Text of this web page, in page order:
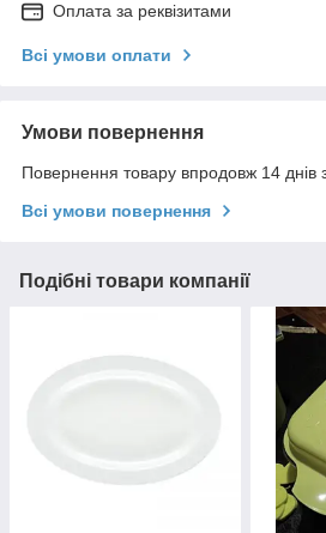
Оплата за реквізитами
Всі умови оплати
Умови повернення
Повернення товару впродовж 14 днів
Всі умови повернення
Подібні товари компанії